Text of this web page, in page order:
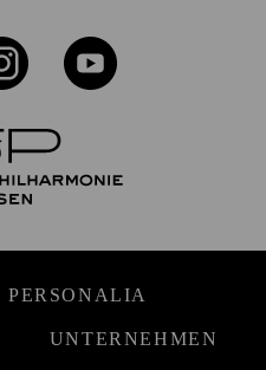
PERSONALIA
UNTERNEHMEN